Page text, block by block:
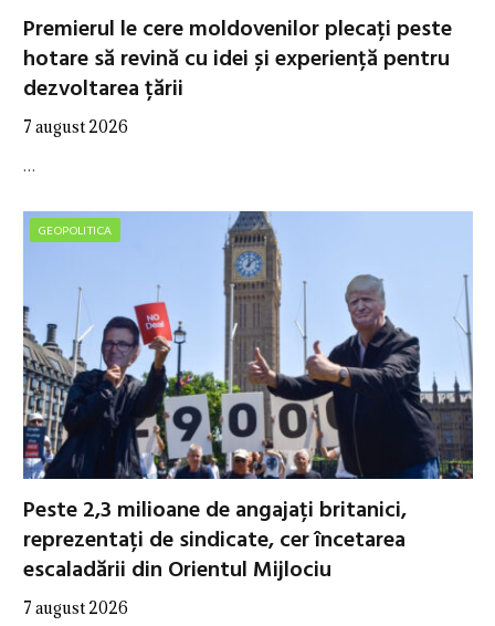
Premierul le cere moldovenilor plecați peste
hotare să revină cu idei și experiență pentru
dezvoltarea țării
7 august 2026
…
GEOPOLITICA
Peste 2,3 milioane de angajați britanici,
reprezentați de sindicate, cer încetarea
escaladării din Orientul Mijlociu
7 august 2026